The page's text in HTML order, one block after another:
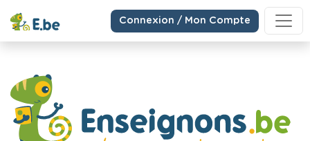
Connexion / Mon Compte